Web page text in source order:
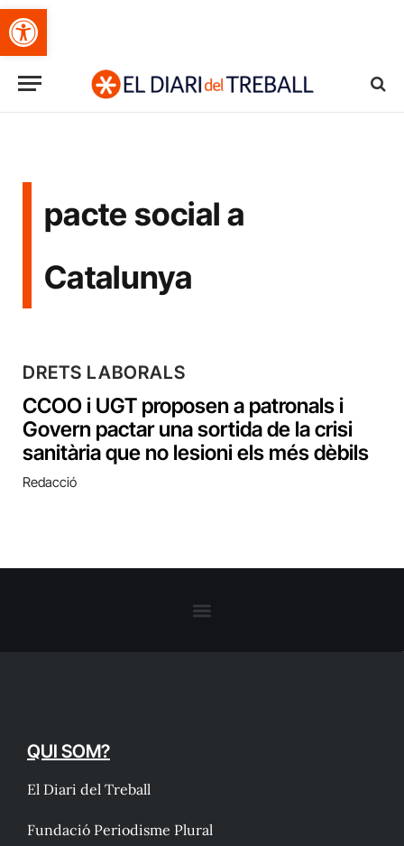
Obre la barra d'eines
pacte social a
Catalunya
DRETS LABORALS
CCOO i UGT proposen a patronals i
Govern pactar una sortida de la crisi
sanitària que no lesioni els més dèbils
Redacció
QUI SOM?
El Diari del Treball
Fundació Periodisme Plural